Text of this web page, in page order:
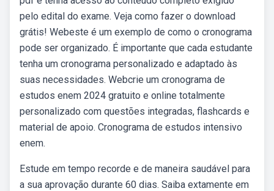
pelo edital do exame. Veja como fazer o download
grátis! Webeste é um exemplo de como o cronograma
pode ser organizado. É importante que cada estudante
tenha um cronograma personalizado e adaptado às
suas necessidades. Webcrie um cronograma de
estudos enem 2024 gratuito e online totalmente
personalizado com questões integradas, flashcards e
material de apoio. Cronograma de estudos intensivo
enem.
Estude em tempo recorde e de maneira saudável para
a sua aprovação durante 60 dias. Saiba extamente em